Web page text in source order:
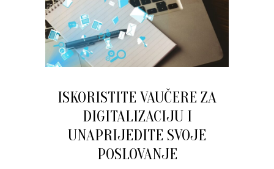
ISKORISTITE VAUČERE ZA
DIGITALIZACIJU I
UNAPRIJEDITE SVOJE
POSLOVANJE